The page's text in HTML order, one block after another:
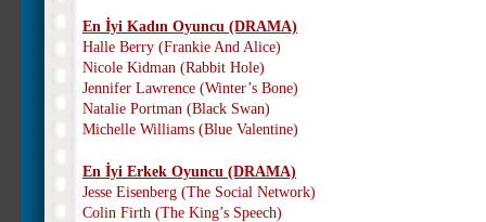
En İyi Kadın Oyuncu (DRAMA)
Halle Berry (Frankie And Alice)
Nicole Kidman (Rabbit Hole)
Jennifer Lawrence (Winter’s Bone)
Natalie Portman (Black Swan)
Michelle Williams (Blue Valentine)
En İyi Erkek Oyuncu (DRAMA)
Jesse Eisenberg (The Social Network)
Colin Firth (The King’s Speech)